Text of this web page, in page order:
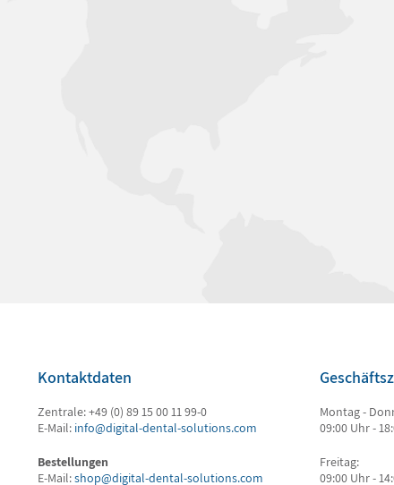
Kontaktdaten
Zentrale: +49 (0) 89 15 00 11 99-0
E-Mail: info@digital-dental-solutions.com
Bestellungen
E-Mail:shop@digital-dental-solutions.com
Montag -
09:00 Uhr -
Freitag:
09:00 Uhr -